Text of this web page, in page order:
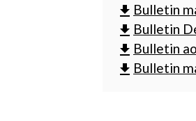
file_download Bulletin
file_download Bulletin
file_download Bulletin
file_download Bulletin